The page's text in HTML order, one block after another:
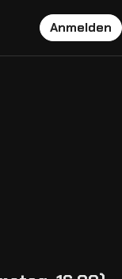
Anmelden